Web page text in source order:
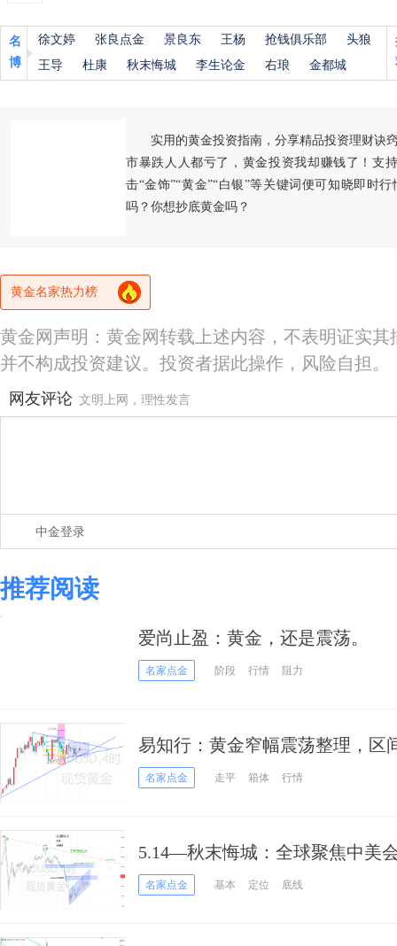
名
博
徐文婷 张良点金 景良东 王杨 抢钱俱乐部
头狼
王导
杜康 秋末悔城 李生论金 右琅 金都城
实用的黄金投资指南，分享精品投资理财诀
市暴跌人人都亏了，黄金投资我却赚钱了！支
击“金饰”“黄金”“白银”等关键词便可知晓即时
吗？你想抄底黄金吗？
黄金名家热力榜
黄金网声明：黄金网转载上述内容，不表明证实
并不构成投资建议。投资者据此操作，风险自担。
网友评论 文明上网，理性发言
中金登录
推荐阅读
爱尚止盈：黄金，还是震荡。
名家点金 阶段 行情 阻力
易知行：黄金窄幅震荡整理，区
名家点金 走平 箱体 行情
5.14—秋末悔城：全球聚焦中美
号！
名家点金 基本 定位 底线